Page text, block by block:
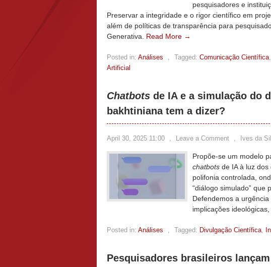
pesquisadores e
Preservar a integridade e o rigor científico em
além de políticas de transparência para
Generativa. Read More →
Posted in: Análises , Tagged: Comunicação Científica,
Artificial
Chatbots de IA e a simulação do
bakhtiniana tem a dizer?
April 30, 2025 11:00 , Leave a Comment , Ives da
Propõe-se um modelo
chatbots de IA à luz
polifonia controlada,
“diálogo simulado” que
Defendemos a
implicações
Posted in: Análises , Tagged: Divulgação Científica,
Pesquisadores brasileiros